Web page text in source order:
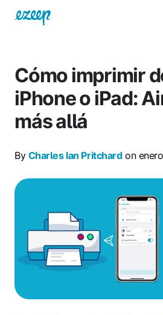
Cómo imprimir
iPhone o iPad:
más allá
By Charles Ian Pritchardon